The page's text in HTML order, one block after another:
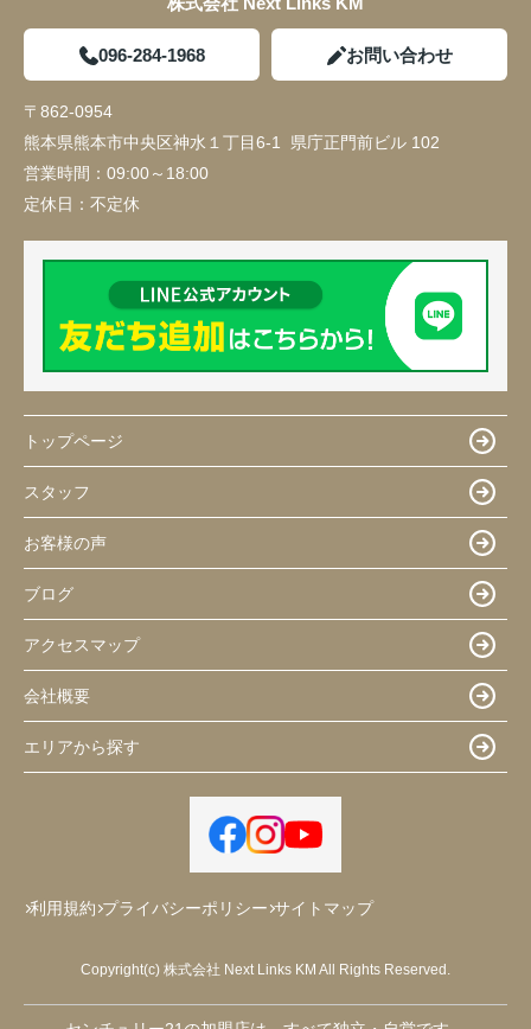
096-284-1968 お問い合わせ
〒862-0954
熊本県熊本市中央区神水１丁目6-1 県庁正門前ビル 102
営業時間： 09:00～18:00
定休日： 不定休
トップページ
スタッフ
お客様の声
ブログ
アクセスマップ
会社概要
エリアから探す
利用規約 プライバシーポリシー サイトマップ
Copyright(c) 株式会社 Next Links KM All Rights Reserved.